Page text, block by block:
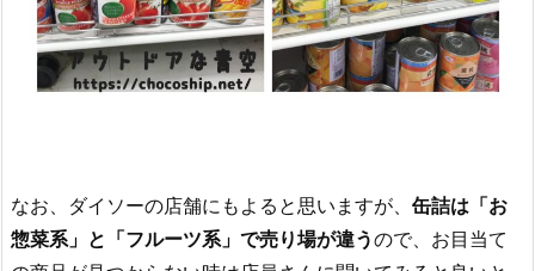
なお、ダイソーの店舗にもよると思いますが、 缶詰は「お
惣菜系」と「フルーツ系」で売り場が違うので、お目当て